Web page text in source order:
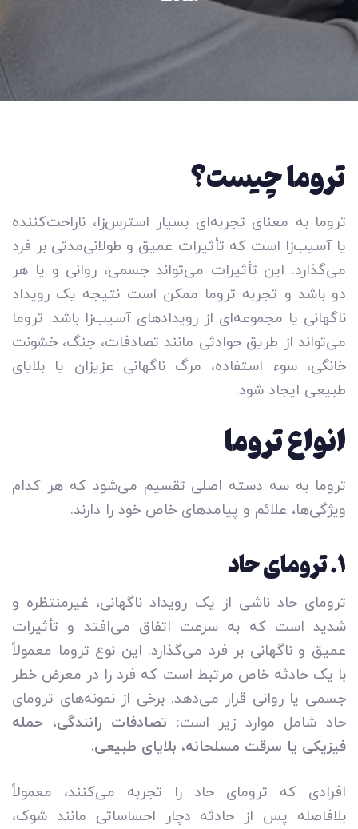
تروما چیست؟
تروما به معنای تجربه‌ای بسیار استرس‌زا، ناراحت‌کننده
یا آسیب‌زا است که تأثیرات عمیق و طولانی‌مدتی بر فرد
می‌گذارد. این تأثیرات می‌تواند جسمی، روانی و یا هر
دو باشد و تجربه تروما ممکن است نتیجه یک رویداد
ناگهانی یا مجموعه‌ای از رویدادهای آسیب‌زا باشد. تروما
می‌تواند از طریق حوادثی مانند تصادفات، جنگ، خشونت
خانگی، سوء استفاده، مرگ ناگهانی عزیزان یا بلایای
طبیعی ایجاد شود.
انواع تروما
تروما به سه دسته اصلی تقسیم می‌شود که هر کدام
ویژگی‌ها، علائم و پیامدهای خاص خود را دارند:
۱. ترومای حاد
ترومای حاد ناشی از یک رویداد ناگهانی، غیرمنتظره و
شدید است که به سرعت اتفاق می‌افتد و تأثیرات
عمیق و ناگهانی بر فرد می‌گذارد. این نوع تروما معمولاً
با یک حادثه خاص مرتبط است که فرد را در معرض خطر
جسمی یا روانی قرار می‌دهد. برخی از نمونه‌های ترومای
حاد شامل موارد زیر است: تصادفات رانندگی، حمله
فیزیکی یا سرقت مسلحانه، بلایای طبیعی.
افرادی که ترومای حاد را تجربه می‌کنند، معمولاً
بلافاصله پس از حادثه دچار احساساتی مانند شوک،